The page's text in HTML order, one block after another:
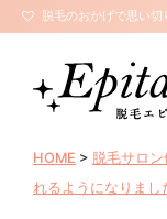
脱毛のおかげで思い
HOME > 脱毛サロン
れるようになりまし